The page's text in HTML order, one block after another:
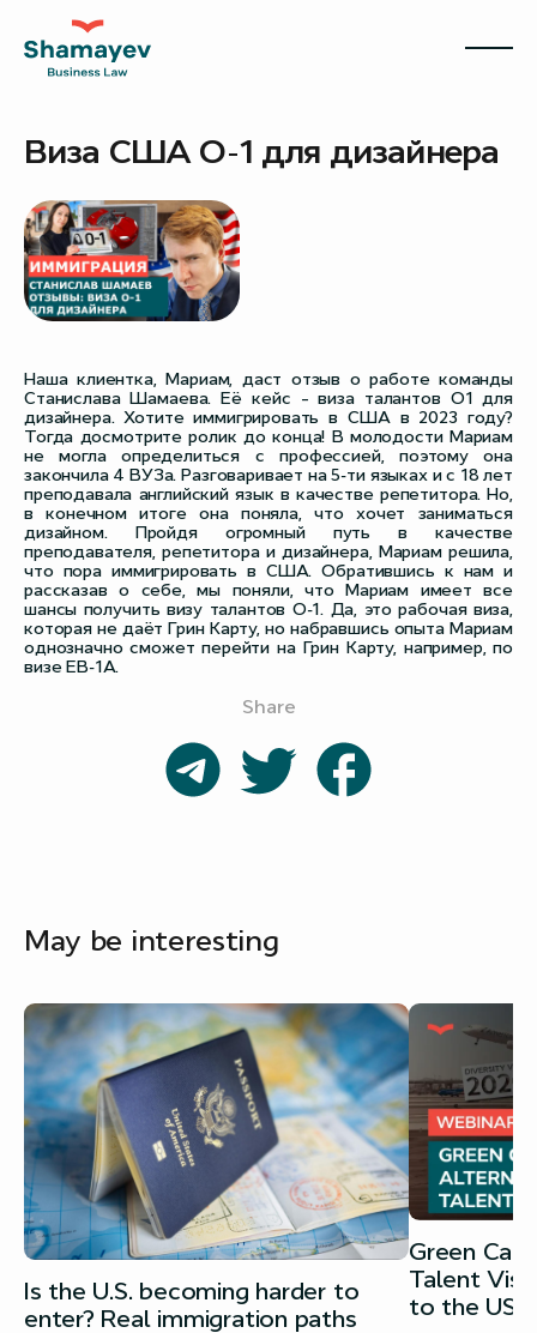
Виза США О-1 для дизайнера
Наша клиентка, Мариам, даст отзыв о работе команды
Станислава Шамаева. Её кейс – виза талантов O1 для
дизайнера. Хотите иммигрировать в США в 2023 году?
Тогда досмотрите ролик до конца! В молодости Мариам
не могла определиться с профессией, поэтому она
закончила 4 ВУЗа. Разговаривает на 5-ти языках и с 18 лет
преподавала английский язык в качестве репетитора. Но,
в конечном итоге она поняла, что хочет заниматься
дизайном. Пройдя огромный путь в качестве
преподавателя, репетитора и дизайнера, Мариам решила,
что пора иммигрировать в США. Обратившись к нам и
рассказав о себе, мы поняли, что Мариам имеет все
шансы получить визу талантов O-1. Да, это рабочая виза,
которая не даёт Грин Карту, но набравшись опыта Мариам
однозначно сможет перейти на Грин Карту, например, по
визе EB-1A.
Share
May be interesting
Is the U.S. becoming harder to
enter? Real immigration paths
Green
Talent
to the USA